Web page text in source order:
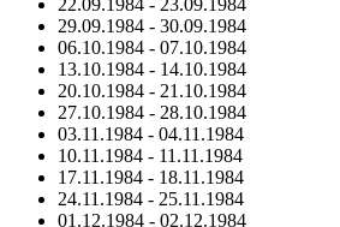
22.09.1984 - 23.09.1984
29.09.1984 - 30.09.1984
06.10.1984 - 07.10.1984
13.10.1984 - 14.10.1984
20.10.1984 - 21.10.1984
27.10.1984 - 28.10.1984
03.11.1984 - 04.11.1984
10.11.1984 - 11.11.1984
17.11.1984 - 18.11.1984
24.11.1984 - 25.11.1984
01.12.1984 - 02.12.1984